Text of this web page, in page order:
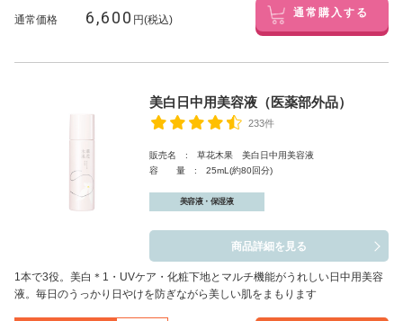
通常価格 6,600 円(税込) 通常購入する
美白日中用美容液（医薬部外品）
233件
販売名 : 草花木果 美白日中用美容液
容 量 : 25mL(約80回分)
美容液・保湿液
商品詳細を見る
1本で3役。美白 ＊1 ・UVケア・化粧下地とマルチ機能がうれしい日中用美容
液。毎日のうっかり日やけを防ぎながら美しい肌をまもります